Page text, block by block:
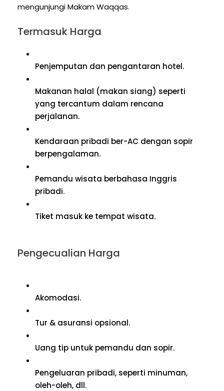
mengunjungi Makam Waqqas.
Termasuk Harga
Penjemputan dan pengantaran hotel.
Makanan halal (makan siang) seperti
yang tercantum dalam rencana
perjalanan.
Kendaraan pribadi ber-AC dengan sopir
berpengalaman.
Pemandu wisata berbahasa Inggris
pribadi.
Tiket masuk ke tempat wisata.
Pengecualian Harga
Akomodasi.
Tur & asuransi opsional.
Uang tip untuk pemandu dan sopir.
Pengeluaran pribadi, seperti minuman,
oleh-oleh, dll.